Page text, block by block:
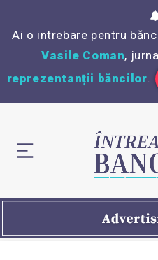
Ai o intrebare pentru
Vasile Coman,
reprezentanții băncilor.